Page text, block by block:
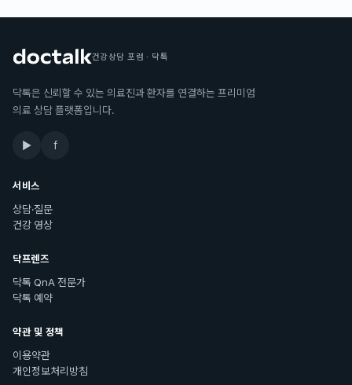
건강상담 포럼 · 닥톡
닥톡은 신뢰할 수 있는 의료진과 환자를 연결하는 프리미엄
의료 상담 플랫폼입니다.
▶ f
서비스
상담·질문
건강 영상
닥프렌즈
닥톡 QnA 전문가
닥톡 예약
약관 및 정책
이용약관
개인정보처리방침